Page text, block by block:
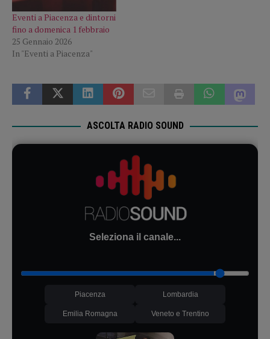
Eventi a Piacenza e dintorni
fino a domenica 1 febbraio
25 Gennaio 2026
In "Eventi a Piacenza"
ASCOLTA RADIO SOUND
Seleziona il canale...
Piacenza Lombardia
Emilia Romagna Veneto e Trentino